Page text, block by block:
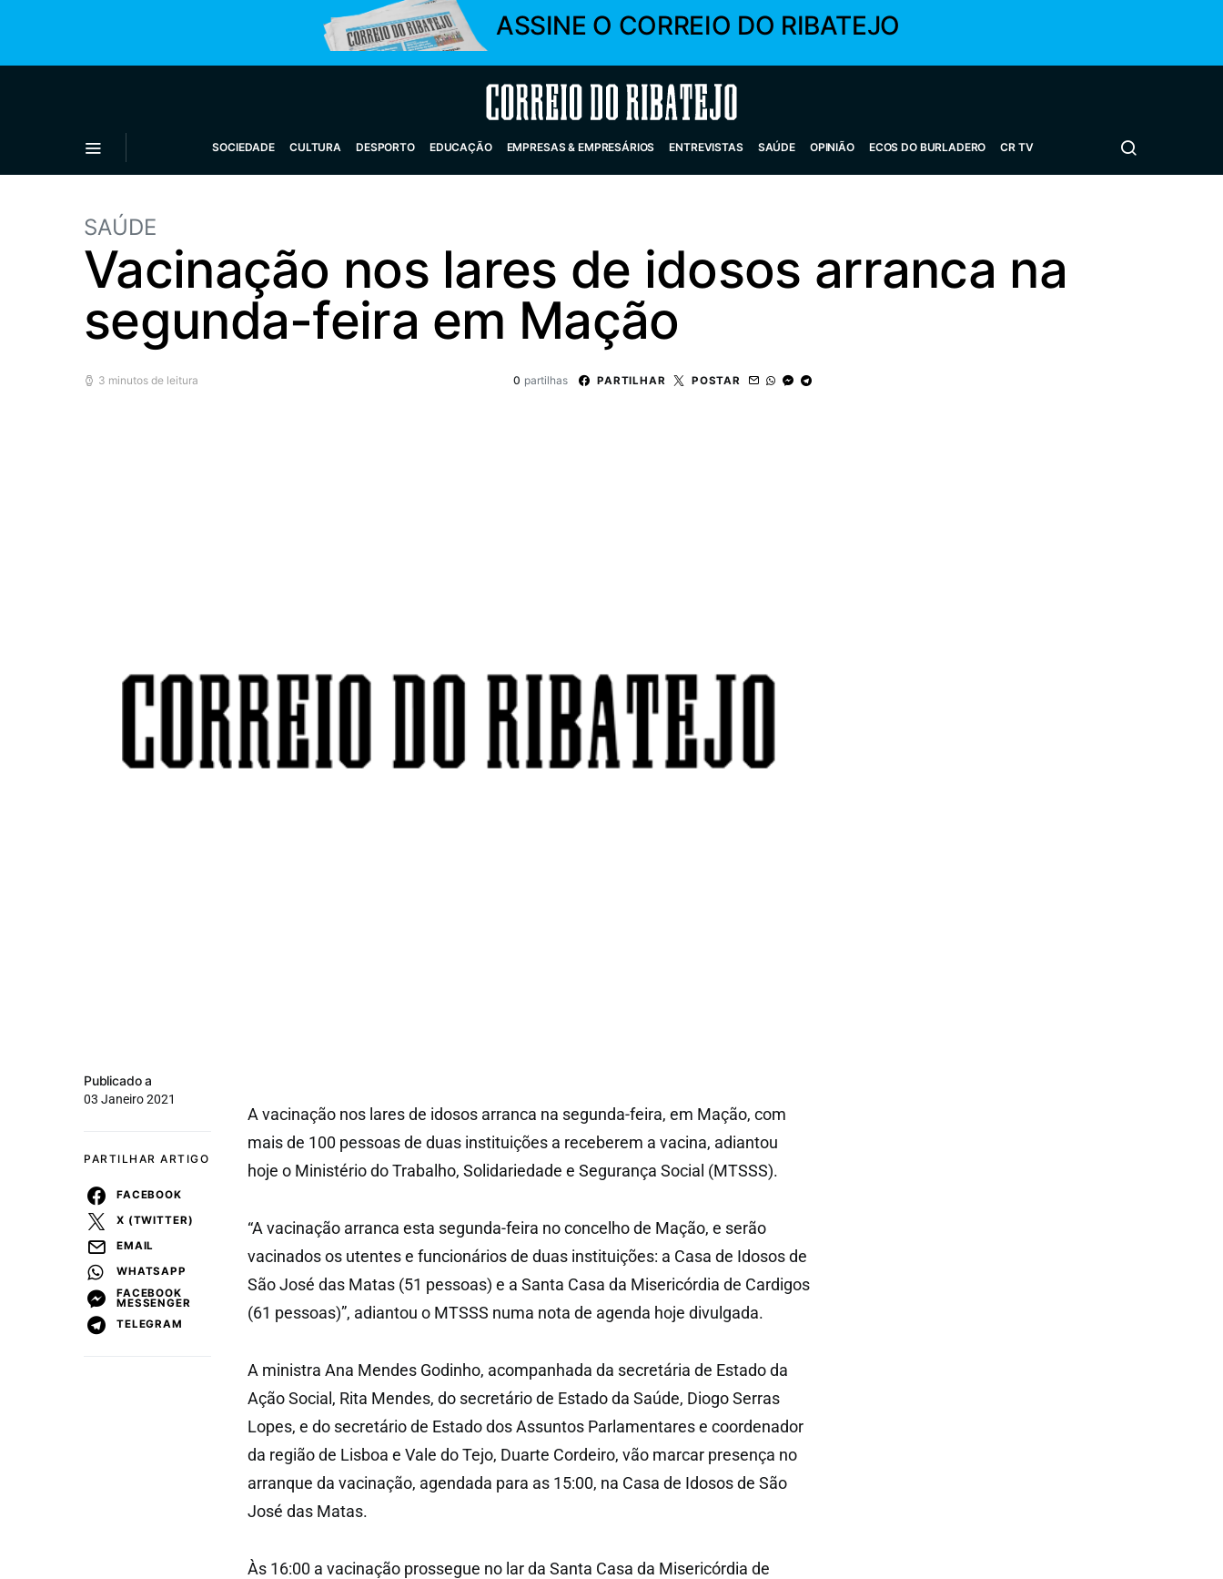
ASSINE O CORREIO DO RIBATEJO
Correio do Ribatejo
SOCIEDADE CULTURA DESPORTO EDUCAÇÃO EMPRESAS & EMPRESÁRIOS ENTREVISTAS SAÚDE OPINIÃO ECOS DO BURLADERO CR TV
SAÚDE
Vacinação nos lares de idosos arranca na
segunda-feira em Mação
3 minutos de leitura 0 partilhas PARTILHAR POSTAR
Publicado a
03 Janeiro 2021
PARTILHAR ARTIGO
FACEBOOK
X (TWITTER)
EMAIL
WHATSAPP
FACEBOOK
MESSENGER
TELEGRAM
A vacinação nos lares de idosos arranca na segunda-feira, em Mação, com
mais de 100 pessoas de duas instituições a receberem a vacina, adiantou
hoje o Ministério do Trabalho, Solidariedade e Segurança Social (MTSSS).
“A vacinação arranca esta segunda-feira no concelho de Mação, e serão
vacinados os utentes e funcionários de duas instituições: a Casa de Idosos de
São José das Matas (51 pessoas) e a Santa Casa da Misericórdia de Cardigos
(61 pessoas)”, adiantou o MTSSS numa nota de agenda hoje divulgada.
A ministra Ana Mendes Godinho, acompanhada da secretária de Estado da
Ação Social, Rita Mendes, do secretário de Estado da Saúde, Diogo Serras
Lopes, e do secretário de Estado dos Assuntos Parlamentares e coordenador
da região de Lisboa e Vale do Tejo, Duarte Cordeiro, vão marcar presença no
arranque da vacinação, agendada para as 15:00, na Casa de Idosos de São
José das Matas.
Às 16:00 a vacinação prossegue no lar da Santa Casa da Misericórdia de